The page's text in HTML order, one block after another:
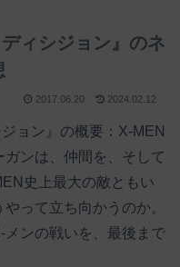
ィシジョン』のネ
2017.06.20 2024.02.12
ョン』の概要：X-MEN
ンは、仲間を、そして
史上最大の敵ともい
って立ち向かうのか。
ンの戦いを、最後まで